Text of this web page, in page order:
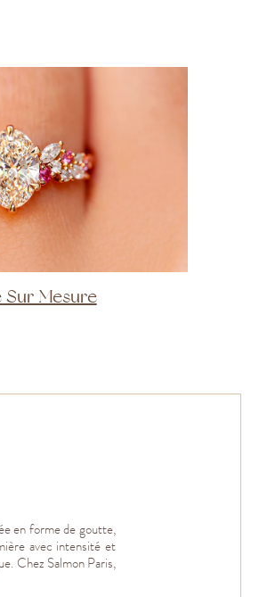
Sur Mesure
en forme de goutte,
avec intensité et
Chez Salmon Paris,